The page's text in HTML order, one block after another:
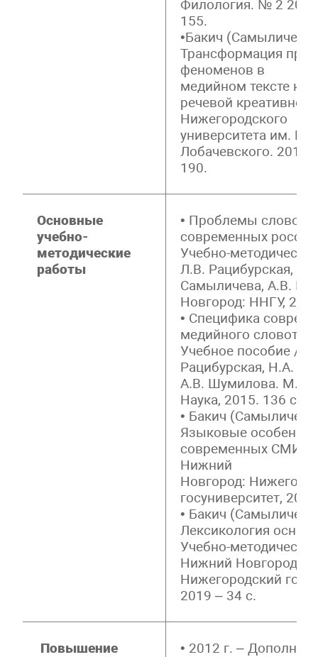
Филология. № 2
155.
•Бакич
Трансформация
феноменов в
медийном тексте
речевой
Нижегородского
университета им.
Лобачевского.
190.
Основные
учебно-
методические
работы
• Проблемы
современных
Учебно-
Л.В. Рацибурская,
Самыличева, А.В.
Новгород: ННГУ,
• Специфика
медийного
Учебное пособие /
Рацибурская, Н.А.
А.В. Шумилова. М.:
Наука, 2015. 136 с.
• Бакич
Языковые
современных СМИ.
Нижний
Новгород:
госуниверситет,
• Бакич
Лексикология
Учебно-
Нижний Новгород:
Нижегородский
2019 – 34 с.
Повышение
• 2012 г. –